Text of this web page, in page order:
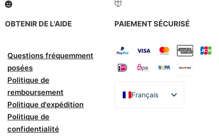
OBTENIR DE L'AIDE
Questions fréquemment
posées
Politique de
remboursement
Politique d'expédition
Politique de
confidentialité
PAIEMENT SÉCURISÉ
Français
English